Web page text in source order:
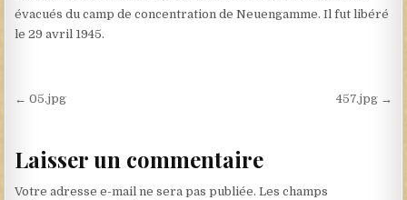
évacués du camp de concentration de Neuengamme. Il fut libéré
le 29 avril 1945.
Navigation de l’article
← 05.jpg 457.jpg →
Laisser un commentaire
Votre adresse e-mail ne sera pas publiée. Les champs